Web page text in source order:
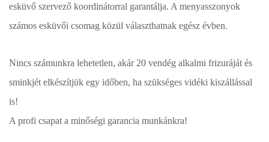
esküvő szervező koordinátorral garantálja. A menyasszonyok
számos esküvői csomag közül választhatnak egész évben.
Nincs számunkra lehetetlen, akár 20 vendég alkalmi frizuráját és
sminkjét elkészítjük egy időben, ha szükséges vidéki kiszállással
is!
A profi csapat a minőségi garancia munkánkra!